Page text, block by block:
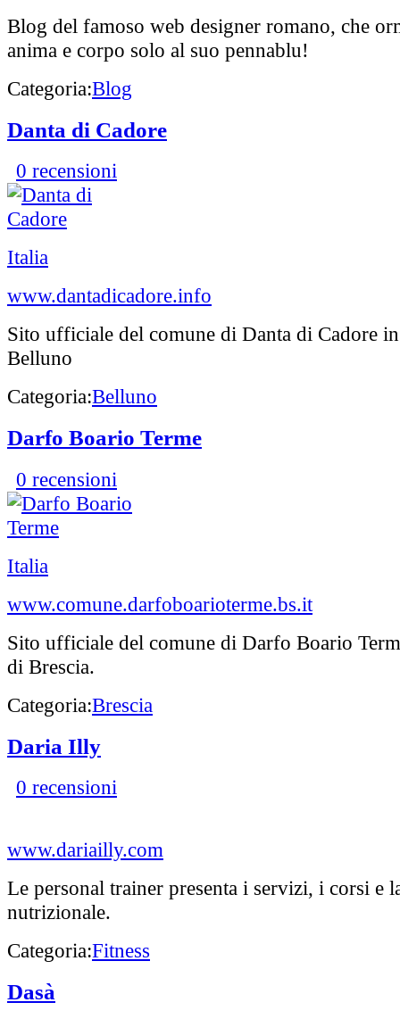
Blog del famoso web designer romano, che
anima e corpo solo al suo pennablu!
Categoria:Blog
Danta di Cadore
0 recensioni
Italia
www.dantadicadore.info
Sito ufficiale del comune di Danta di Cadore
Belluno
Categoria:Belluno
Darfo Boario Terme
0 recensioni
Italia
www.comune.darfoboarioterme.bs.it
Sito ufficiale del comune di Darfo Boario
di Brescia.
Categoria:Brescia
Daria Illy
0 recensioni
www.dariailly.com
Le personal trainer presenta i servizi, i corsi e
nutrizionale.
Categoria:Fitness
Dasà